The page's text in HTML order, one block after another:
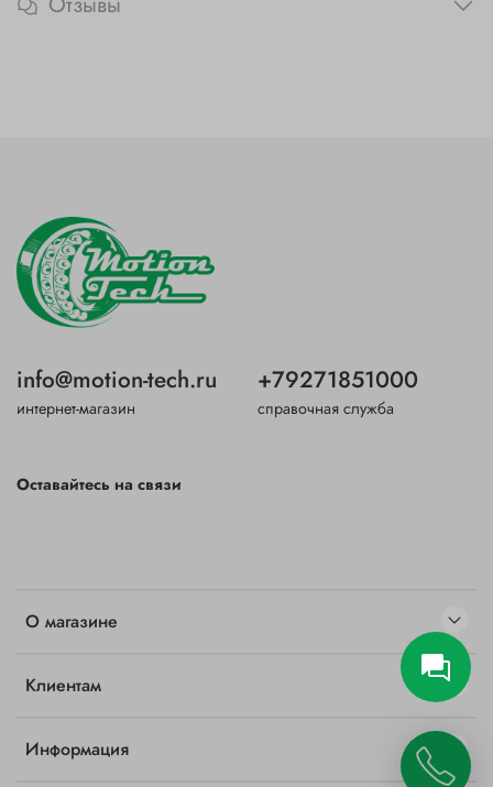
О магазине
Клиентам
Информация
info@motion-tech.ru
интернет-магазин
+79271851000
справочная служба
Оставайтесь на связи